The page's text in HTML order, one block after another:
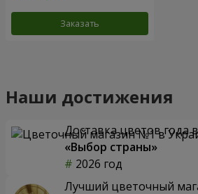
Заказать
Наши достижения
Доставка цветов года
«Выбор страны»
2026 год
Лучший цветочный